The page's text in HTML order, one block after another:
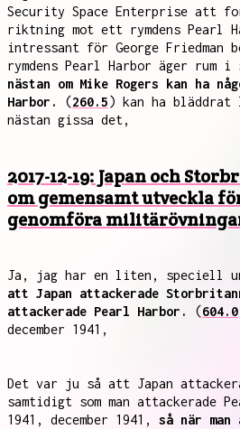
Security Space Enterprise att
riktning mot ett rymdens Pearl
intressant för George
rymdens Pearl Harbor äger rum
nästan om Mike Rogers kan ha
Harbor.
(260.5) kan ha
nästan gissa det,
2017-12-19: Japan och
om gemensamt utveckla
genomföra
Ja, jag har en liten, speciell
att Japan attackerade
attackerade Pearl Harbor.
(604.0
december 1941,
Det var ju så att Japan
samtidigt som man attackerade
1941, december 1941, så när man